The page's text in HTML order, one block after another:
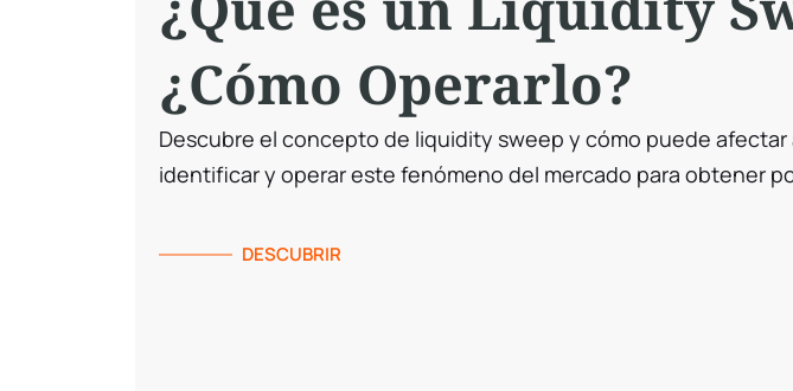
¿Cómo Operarlo?
Descubre el concepto de liquidity sweep y cómo puede afectar
identificar y operar este fenómeno del mercado para obtener
DESCUBRIR